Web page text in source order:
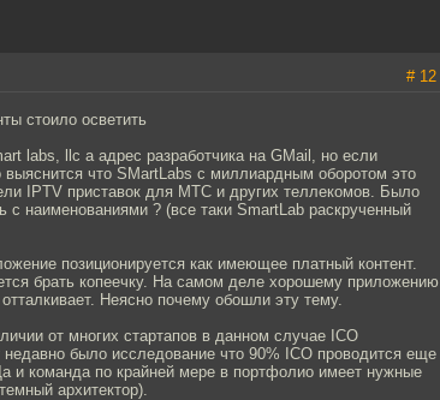
# 12
стоило осветить
labs, llc а адрес разработчика на GMail, но если
что SMartLabs с миллиардным оборотом это
IPTV приставок для МТС и других теллекомов. Было
с наименованиями ? (все таки SmartLab раскрученный
позиционируется как имеющее платный контент.
брать копеечку. На самом деле хорошему приложению
Неясно почему обошли эту тему.
от многих стартапов в данном случае ICO
было исследование что 90% ICO проводится еще
и команда по крайней мере в портфолио имеет нужные
архитектор).